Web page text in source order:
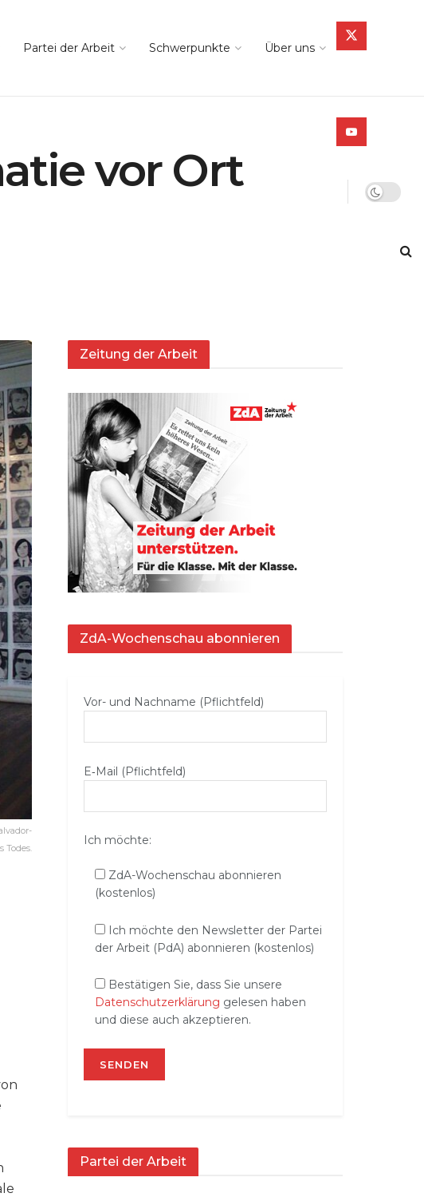
Partei der Arbeit Schwerpunkte Über uns
vor Ort
Todes.
Zeitung der Arbeit
ZdA-Wochenschau abonnieren
Vor- und Nachname (Pflichtfeld)
E‑Mail (Pflichtfeld)
Ich möchte:
ZdA-Wochenschau abonnieren
(kostenlos)
Ich möchte den Newsletter der Partei
der Arbeit (PdA) abonnieren (kostenlos)
Bestätigen Sie, dass Sie unsere
Datenschutzerklärung gelesen haben
und diese auch akzeptieren.
Partei der Arbeit